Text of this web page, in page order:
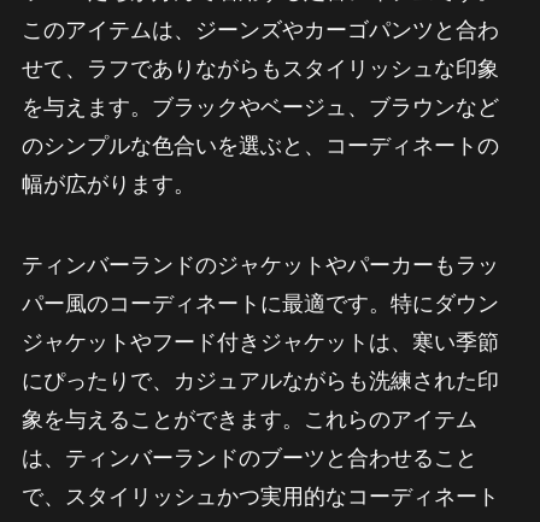
このアイテムは、ジーンズやカーゴパンツと合わ
せて、ラフでありながらもスタイリッシュな印象
を与えます。ブラックやベージュ、ブラウンなど
のシンプルな色合いを選ぶと、コーディネートの
幅が広がります。
ティンバーランドのジャケットやパーカーもラッ
パー風のコーディネートに最適です。特にダウン
ジャケットやフード付きジャケットは、寒い季節
にぴったりで、カジュアルながらも洗練された印
象を与えることができます。これらのアイテム
は、ティンバーランドのブーツと合わせること
で、スタイリッシュかつ実用的なコーディネート